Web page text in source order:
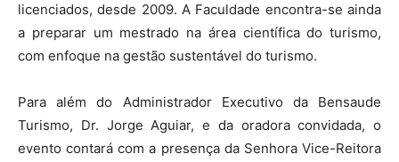
licenciados, desde 2009. A Faculdade encontra-se ainda
a preparar um mestrado na área científica do turismo,
com enfoque na gestão sustentável do turismo.
Para além do Administrador Executivo da Bensaude
Turismo, Dr. Jorge Aguiar, e da oradora convidada, o
evento contará com a presença da Senhora Vice-Reitora